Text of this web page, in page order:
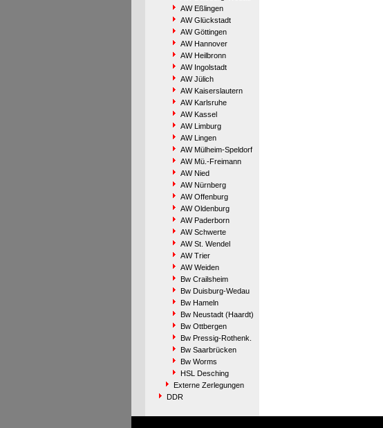
AW Eßlingen
AW Glückstadt
AW Göttingen
AW Hannover
AW Heilbronn
AW Ingolstadt
AW Jülich
AW Kaiserslautern
AW Karlsruhe
AW Kassel
AW Limburg
AW Lingen
AW Mülheim-Speldorf
AW Mü.-Freimann
AW Nied
AW Nürnberg
AW Offenburg
AW Oldenburg
AW Paderborn
AW Schwerte
AW St. Wendel
AW Trier
AW Weiden
Bw Crailsheim
Bw Duisburg-Wedau
Bw Hameln
Bw Neustadt (Haardt)
Bw Ottbergen
Bw Pressig-Rothenk.
Bw Saarbrücken
Bw Worms
HSL Desching
Externe Zerlegungen
DDR